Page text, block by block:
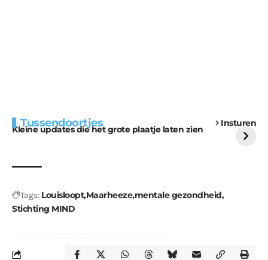
Tussendoortjes Insturen
Kleine updates die het grote plaatje laten zien
voor kabouters
uitdaging
Tags: LouislooptMaarheezementale gezondheid
Stichting MIND